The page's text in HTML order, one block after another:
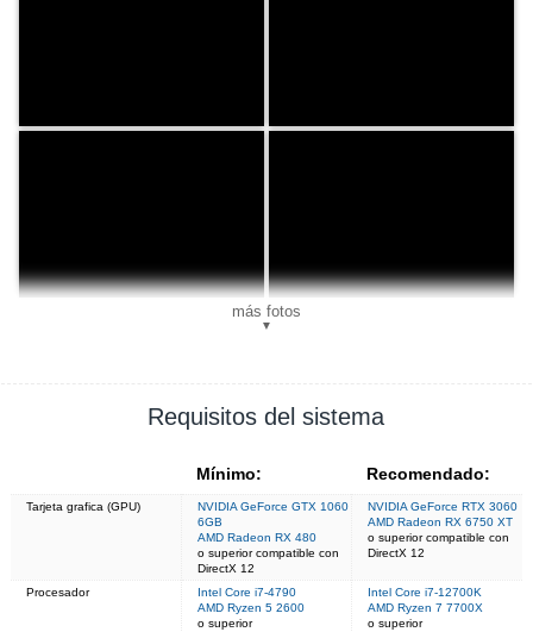
más fotos
▼
Requisitos del sistema
Mínimo: Recomendado:
Tarjeta grafica (GPU)
NVIDIA GeForce GTX 1060
6GB
AMD Radeon RX 480
o superior compatible con
DirectX 12
NVIDIA GeForce RTX 3060
AMD Radeon RX 6750 XT
o superior compatible con
DirectX 12
Procesador
Intel Core i7-4790
AMD Ryzen 5 2600
o superior
Intel Core i7-12700K
AMD Ryzen 7 7700X
o superior